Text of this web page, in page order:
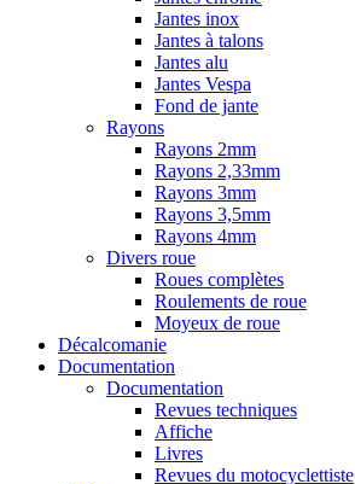
Jantes inox
Jantes à talons
Jantes alu
Jantes Vespa
Fond de jante
Rayons
Rayons 2mm
Rayons 2,33mm
Rayons 3mm
Rayons 3,5mm
Rayons 4mm
Divers roue
Roues complètes
Roulements de roue
Moyeux de roue
Décalcomanie
Documentation
Documentation
Revues techniques
Affiche
Livres
Revues du motocyclettiste